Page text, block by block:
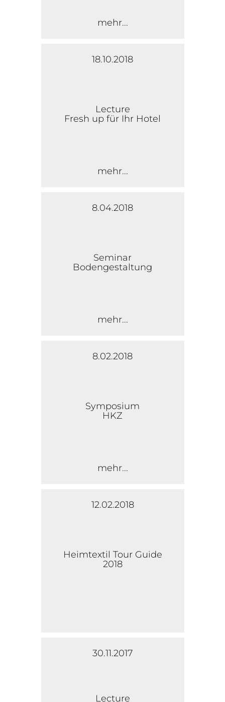
mehr...
18.10.2018
Lecture
Fresh up für Ihr Hotel
mehr...
8.04.2018
Seminar
Bodengestaltung
mehr...
8.02.2018
Symposium
HKZ
mehr...
12.02.2018
Heimtextil Tour Guide
2018
30.11.2017
Lecture